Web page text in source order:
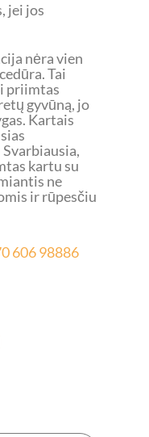
jei jos
nėra vien
Tai
priimtas
gyvūną, jo
Kartais
kartu su
ne
ir rūpesčiu
606 98886